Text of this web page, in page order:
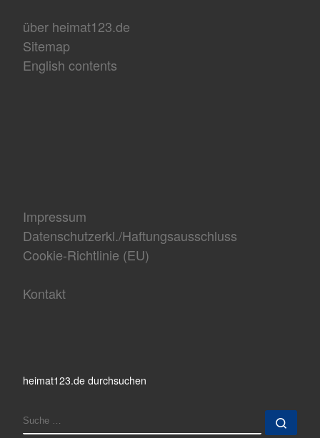
über heimat123.de
Sitemap
English contents
Impressum
Datenschutzerkl./Haftungsausschluss
Cookie-Richtlinie (EU)
Kontakt
heimat123.de durchsuchen
SUCHE